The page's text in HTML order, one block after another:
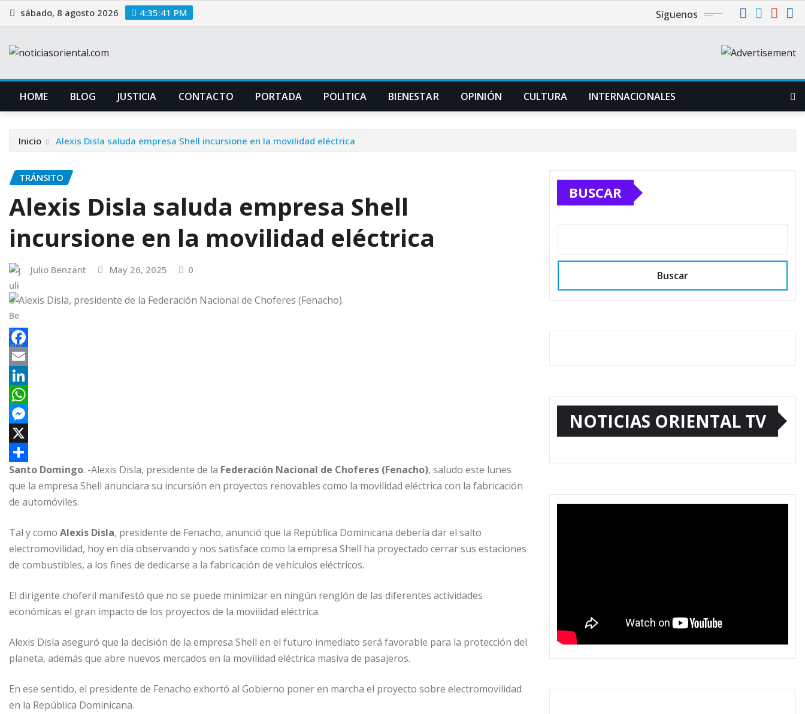
Saltar
al
sábado, 8 agosto 2026 4:35:42 PM Síguenos
HOME BLOG JUSTICIA CONTACTO PORTADA POLITICA BIENESTAR OPINIÓN CULTURA INTERNACIONALES
Inicio Alexis Disla saluda empresa Shell incursione en la movilidad eléctrica
TRÁNSITO
Alexis Disla saluda empresa Shell
incursione en la movilidad eléctrica
Julio Benzant May 26, 2025 0
F
a
c
e
b
o
o
k
E
m
a
L
n
k
e
d
I
n
W
h
a
t
s
A
p
p
M
e
s
s
e
n
g
e
X
C
o
m
p
a
r
Santo Domingo. -Alexis Disla, presidente de la Federación Nacional de Choferes (Fenacho), saludo este lunes
que la empresa Shell anunciara su incursión en proyectos renovables como la movilidad eléctrica con la fabricación
de automóviles.
Tal y como Alexis Disla, presidente de Fenacho, anunció que la República Dominicana debería dar el salto
electromovilidad, hoy en día observando y nos satisface como la empresa Shell ha proyectado cerrar sus estaciones
de combustibles, a los fines de dedicarse a la fabricación de vehículos eléctricos.
El dirigente choferil manifestó que no se puede minimizar en ningún renglón de las diferentes actividades
económicas el gran impacto de los proyectos de la movilidad eléctrica.
Alexis Disla aseguró que la decisión de la empresa Shell en el futuro inmediato será favorable para la protección del
planeta, además que abre nuevos mercados en la movilidad eléctrica masiva de pasajeros.
En ese sentido, el presidente de Fenacho exhortó al Gobierno poner en marcha el proyecto sobre electromovilidad
en la República Dominicana.
BUSCAR
Buscar
NOTICIAS ORIENTAL TV